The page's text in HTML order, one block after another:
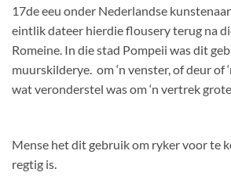
17de eeu onder Nederlandse
eintlik dateer hierdie flousery terug na
Romeine. In die stad Pompeii was dit
muurskilderye. om ‘n venster, of deur of
wat veronderstel was om ‘n vertrek
Mense het dit gebruik om ryker voor te
regtig is.